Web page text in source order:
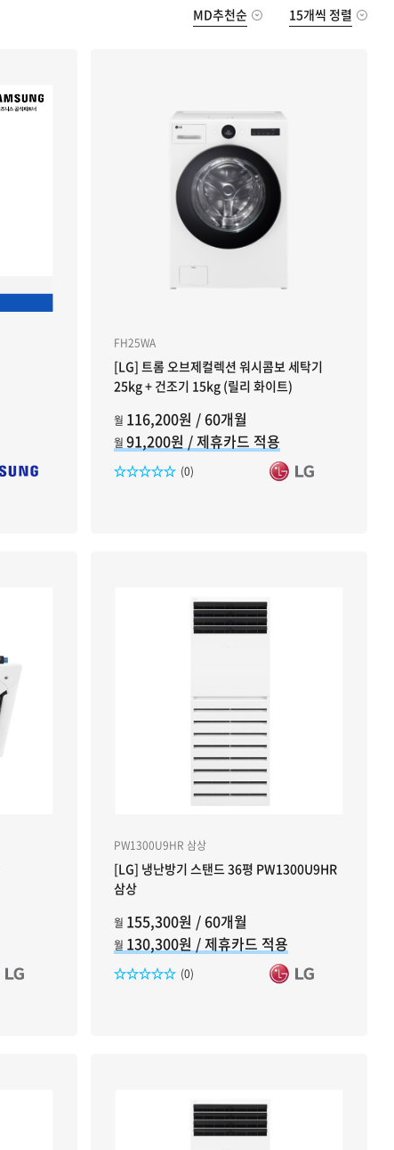
MD추천순 15개씩 정렬
FH25WA
[LG] 트롬 오브제컬렉션 워시콤보 세탁기
25kg + 건조기 15kg (릴리 화이트)
월 116,200원 / 60개월
월 91,200원 / 제휴카드 적용
(0)
PW1300U9HR 삼상
[LG] 냉난방기 스탠드 36평 PW1300U9HR
삼상
월 155,300원 / 60개월
월 130,300원 / 제휴카드 적용
(0)